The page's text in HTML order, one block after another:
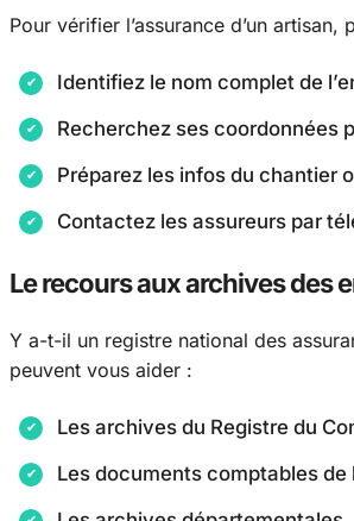
Pour vérifier l’assurance d’un
Identifiez le nom complet de
Recherchez ses coordonnées
Préparez les infos du chantier
Contactez les assureurs par
Le recours aux archives des
Y a-t-il un registre national des
peuvent vous aider :
Les archives du Registre du
Les documents comptables de